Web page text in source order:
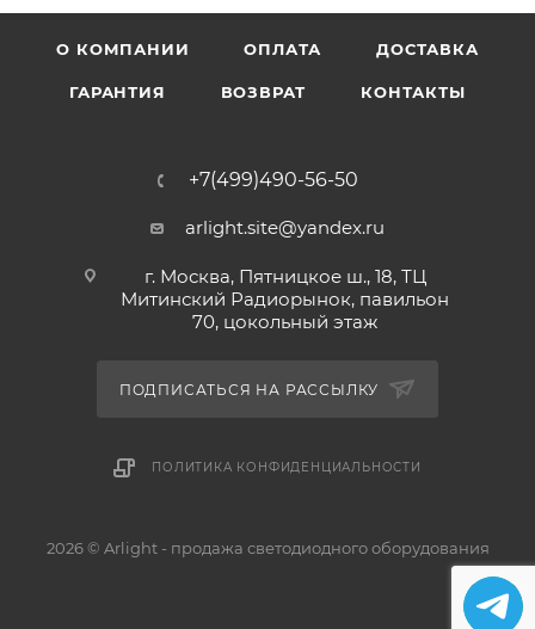
О КОМПАНИИ ОПЛАТА ДОСТАВКА
ГАРАНТИЯ ВОЗВРАТ КОНТАКТЫ
+7(499)490-56-50
arlight.site@yandex.ru
г. Москва, Пятницкое ш., 18, ТЦ
Митинский Радиорынок, павильон
70, цокольный этаж
ПОДПИСАТЬСЯ НА РАССЫЛКУ
ПОЛИТИКА КОНФИДЕНЦИАЛЬНОСТИ
2026 © Arlight - продажа светодиодного оборудования